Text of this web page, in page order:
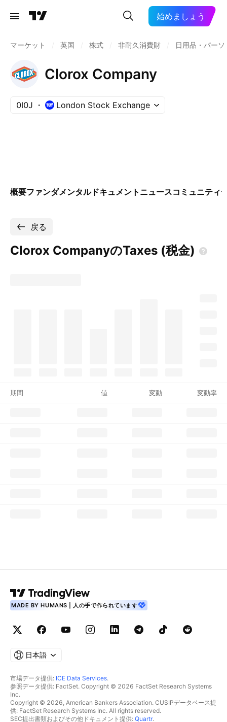
始めましょう
マーケット 英国 株式 非耐久消費財 日用品・パー
Clorox Company
0I0J London Stock Exchange
概要ファンダメンタルドキュメント ニュースコミュニティ
戻る
Clorox CompanyのTaxes (税金)
期間 値 変動 変動率
MADE BY HUMANS | 人の手で作られています
日本語
市場データ提供: ICE Data Services.
参照データ提供: FactSet. Copyright © 2026 FactSet Research Systems
Inc.
Copyright © 2026, American Bankers Association. CUSIPデータベース提
供: FactSet Research Systems Inc. All rights reserved.
SEC提出書類およびその他ドキュメント提供: Quartr.